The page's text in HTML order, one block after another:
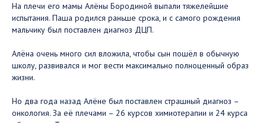
На плечи его мамы Алёны Бородиной выпали тяжелейшие
испытания. Паша родился раньше срока, и с самого рождения
мальчику был поставлен диагноз ДЦП.
Алёна очень много сил вложила, чтобы сын пошёл в обычную
школу, развивался и мог вести максимально полноценный образ
жизни.
Но два года назад Алёне был поставлен страшный диагноз –
онкология. За её плечами – 26 курсов химиотерапии и 24 курса